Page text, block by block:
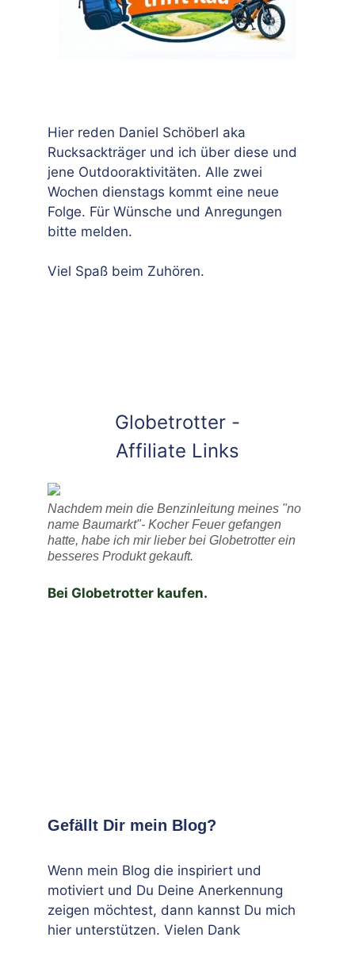
Hier reden Daniel Schöberl aka
Rucksackträger und ich über diese und
jene Outdooraktivitäten. Alle zwei
Wochen dienstags kommt eine neue
Folge. Für Wünsche und Anregungen
bitte melden.
Viel Spaß beim Zuhören.
Globetrotter -
Affiliate Links
Nachdem mein die Benzinleitung meines "no
name Baumarkt"- Kocher Feuer gefangen
hatte, habe ich mir lieber bei Globetrotter ein
besseres Produkt gekauft.
Bei Globetrotter kaufen.
Gefällt Dir mein Blog?
Wenn mein Blog die inspiriert und
motiviert und Du Deine Anerkennung
zeigen möchtest, dann kannst Du mich
hier unterstützen. Vielen Dank